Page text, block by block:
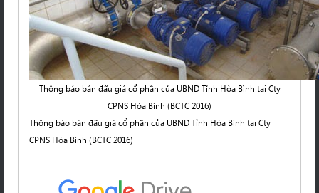
Thông báo bán đấu giá cổ phần của UBND Tỉnh Hòa Bình tại Cty
CPNS Hòa Bình (BCTC 2016)
Thông báo bán đấu giá cổ phần của UBND Tỉnh Hòa Bình tại Cty
CPNS Hòa Bình (BCTC 2016)